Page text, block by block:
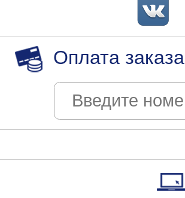
Оплата заказа